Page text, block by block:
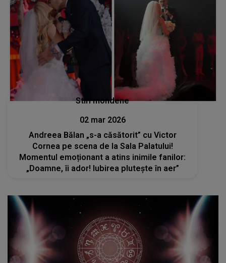
Stiri mondene
02 mar 2026
Andreea Bălan „s-a căsătorit” cu Victor
Cornea pe scena de la Sala Palatului!
Momentul emoționant a atins inimile fanilor:
„Doamne, îi ador! Iubirea plutește în aer”